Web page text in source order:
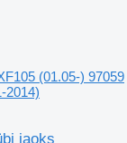
(01.05-) 97059
2014)
jaoks